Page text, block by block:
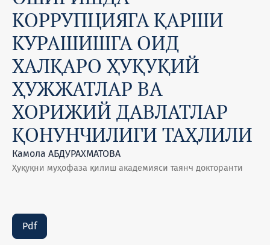
КОРРУПЦИЯГА ҚАРШИ
КУРАШИШГА ОИД
ХАЛҚАРО ҲУҚУҚИЙ
ҲУЖЖАТЛАР ВА
ХОРИЖИЙ ДАВЛАТЛАР
ҚОНУНЧИЛИГИ ТАҲЛИЛИ
Камола АБДУРАХМАТОВА
Ҳуқуқни муҳофаза қилиш академияси таянч докторанти
Pdf